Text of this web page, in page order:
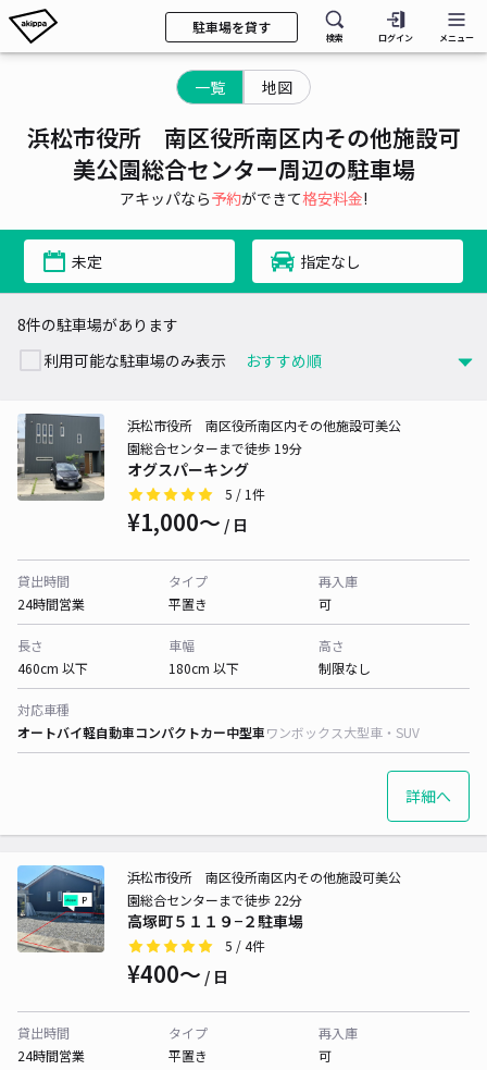
駐車場を貸す
検索 ログイン メニュー
一覧 地図
浜松市役所 南区役所南区内その他施設可
美公園総合センター周辺の駐車場
アキッパなら予約ができて格安料金!
未定 指定なし
8件の駐車場があります
利用可能な駐車場のみ表示
オグスパーキング
浜松市役所 南区役所南区内その他施設可美公
園総合センターまで徒歩 19分
5 / 1件
¥1,000〜 / 日
貸出時間
24時間営業
タイプ
平置き
再入庫
可
長さ
460cm 以下
車幅
180cm 以下
高さ
制限なし
対応車種
オートバイ軽自動車コンパクトカー中型車ワンボックス大型車・SUV
詳細へ
高塚町５１１９−２駐車場
浜松市役所 南区役所南区内その他施設可美公
園総合センターまで徒歩 22分
5 / 4件
¥400〜 / 日
貸出時間
24時間営業
タイプ
平置き
再入庫
可